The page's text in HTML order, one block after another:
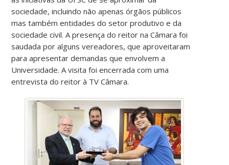
sociedade, incluindo não apenas órgãos públicos
mas também entidades do setor produtivo e da
sociedade civil. A presença do reitor na Câmara foi
saudada por alguns vereadores, que aproveitaram
para apresentar demandas que envolvem a
Universidade. A visita foi encerrada com uma
entrevista do reitor à TV Câmara.